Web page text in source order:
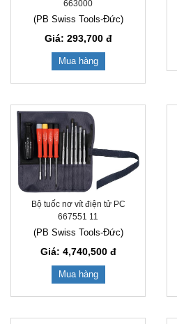
663000
(PB Swiss Tools-Đức)
Giá: 293,700đ
Mua hàng
Bộ tuốc nơ vít điện tử PC
667551 11
(PB Swiss Tools-Đức)
Giá: 4,740,500đ
Mua hàng